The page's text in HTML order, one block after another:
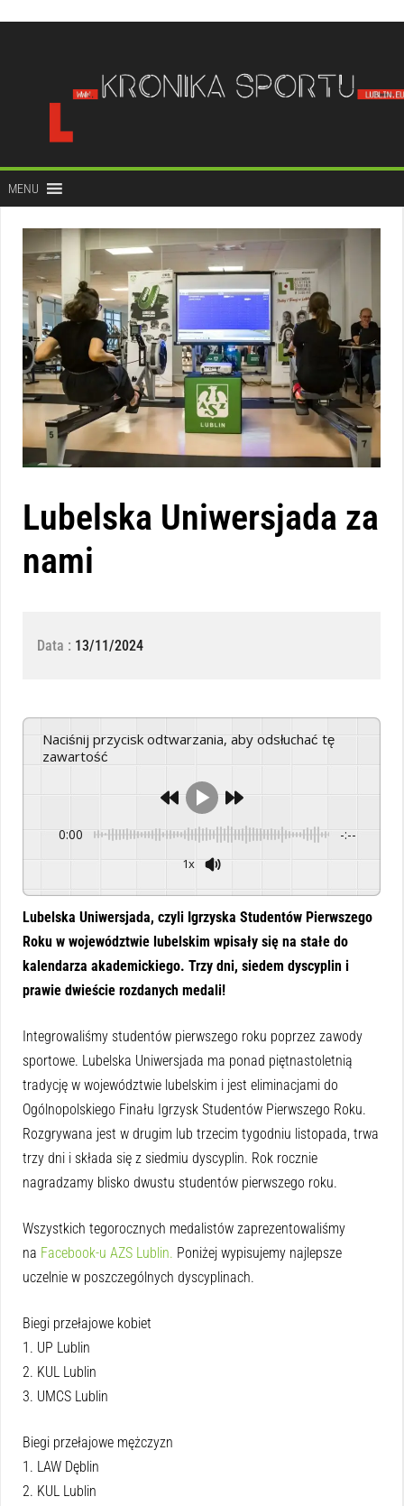
treści
MENU
Lubelska Uniwersjada za
nami
Data : 13/11/2024
Naciśnij przycisk odtwarzania, aby odsłuchać tę
zawartość
0:00 -:--
1x
Lubelska Uniwersjada, czyli Igrzyska Studentów Pierwszego
Roku w województwie lubelskim wpisały się na stałe do
kalendarza akademickiego. Trzy dni, siedem dyscyplin i
prawie dwieście rozdanych medali!
Integrowaliśmy studentów pierwszego roku poprzez zawody
sportowe. Lubelska Uniwersjada ma ponad piętnastoletnią
tradycję w województwie lubelskim i jest eliminacjami do
Ogólnopolskiego Finału Igrzysk Studentów Pierwszego Roku.
Rozgrywana jest w drugim lub trzecim tygodniu listopada, trwa
trzy dni i składa się z siedmiu dyscyplin. Rok rocznie
nagradzamy blisko dwustu studentów pierwszego roku.
Wszystkich tegorocznych medalistów zaprezentowaliśmy
na Facebook-u AZS Lublin. Poniżej wypisujemy najlepsze
uczelnie w poszczególnych dyscyplinach.
Biegi przełajowe kobiet
1. UP Lublin
2. KUL Lublin
3. UMCS Lublin
Biegi przełajowe mężczyzn
1. LAW Dęblin
2. KUL Lublin